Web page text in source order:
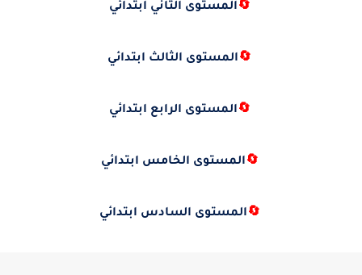
🔄المستوى الثاني ابتدائي
🔄المستوى الثالث ابتدائي
🔄المستوى الرابع ابتدائي
🔄المستوى الخامس ابتدائي
🔄المستوى السادس ابتدائي